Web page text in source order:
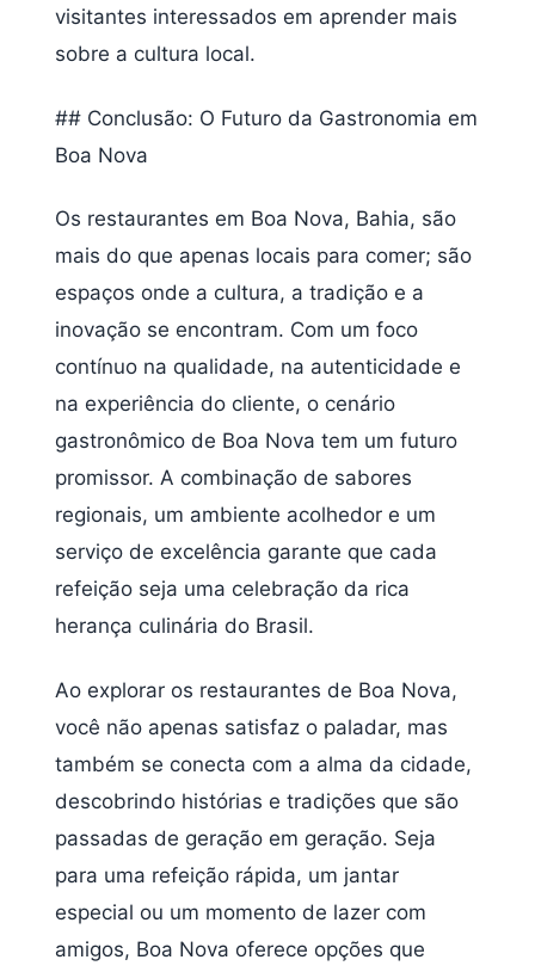
visitantes interessados em aprender mais
sobre a cultura local.
## Conclusão: O Futuro da Gastronomia em
Boa Nova
Os restaurantes em Boa Nova, Bahia, são
mais do que apenas locais para comer; são
espaços onde a cultura, a tradição e a
inovação se encontram. Com um foco
contínuo na qualidade, na autenticidade e
na experiência do cliente, o cenário
gastronômico de Boa Nova tem um futuro
promissor. A combinação de sabores
regionais, um ambiente acolhedor e um
serviço de excelência garante que cada
refeição seja uma celebração da rica
herança culinária do Brasil.
Ao explorar os restaurantes de Boa Nova,
você não apenas satisfaz o paladar, mas
também se conecta com a alma da cidade,
descobrindo histórias e tradições que são
passadas de geração em geração. Seja
para uma refeição rápida, um jantar
especial ou um momento de lazer com
amigos, Boa Nova oferece opções que